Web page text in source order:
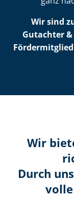
Wir sind
Gutachter
Wir
Durch